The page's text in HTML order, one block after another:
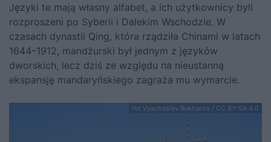
Języki te mają własny alfabet, a ich użytkownicy byli
rozproszeni po Syberii i Dalekim Wschodzie. W
czasach dynastii Qing, która rządziła Chinami w latach
1644–1912, mandżurski był jednym z języków
dworskich, lecz dziś ze względu na nieustanną
ekspansję mandaryńskiego zagraża mu wymarcie.
fot.Vyacheslav Bukharov / CC BY-SA 4.0